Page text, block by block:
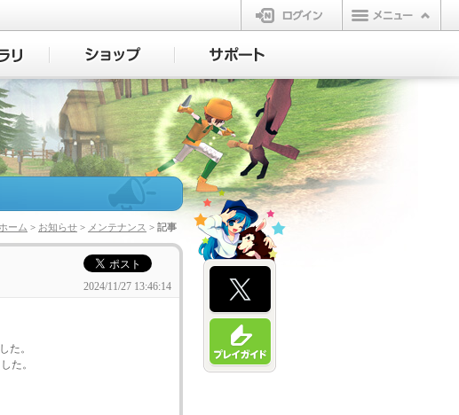
ログイン
ギ
ホーム > お知らせ > メンテナンス > 記事
2024/11/27 13:46:14
た。
た。